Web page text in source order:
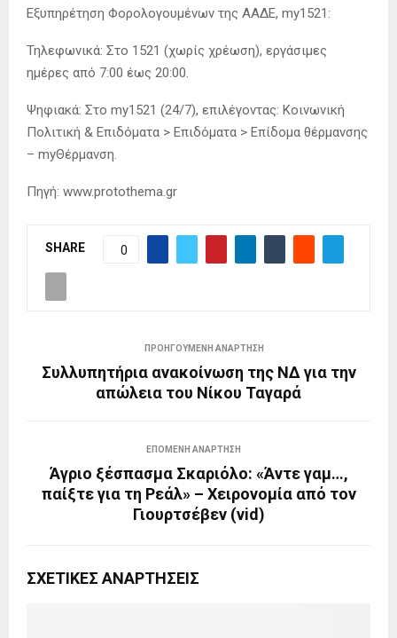
Εξυπηρέτηση Φορολογουμένων της ΑΑΔΕ, my1521:
Τηλεφωνικά: Στο 1521 (χωρίς χρέωση), εργάσιμες
ημέρες από 7:00 έως 20:00.
Ψηφιακά: Στο my1521 (24/7), επιλέγοντας: Κοινωνική
Πολιτική & Επιδόματα > Επιδόματα > Επίδομα θέρμανσης
– myΘέρμανση.
Πηγή: www.protothema.gr
SHARE 0
ΠΡΟΗΓΟΎΜΕΝΗ ΑΝΆΡΤΗΣΗ
Συλλυπητήρια ανακοίνωση της ΝΔ για την
απώλεια του Νίκου Ταγαρά
ΕΠΌΜΕΝΗ ΑΝΆΡΤΗΣΗ
Άγριο ξέσπασμα Σκαριόλο: «Άντε γαμ…,
παίξτε για τη Ρεάλ» – Χειρονομία από τον
Γιουρτσέβεν (vid)
ΣΧΕΤΙΚΈΣ ΑΝΑΡΤΉΣΕΙΣ